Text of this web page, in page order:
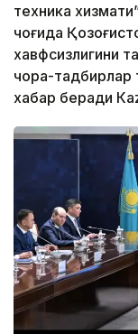
техника
чоғида
хавфсизлигини
чора-тадбирлар
хабар беради